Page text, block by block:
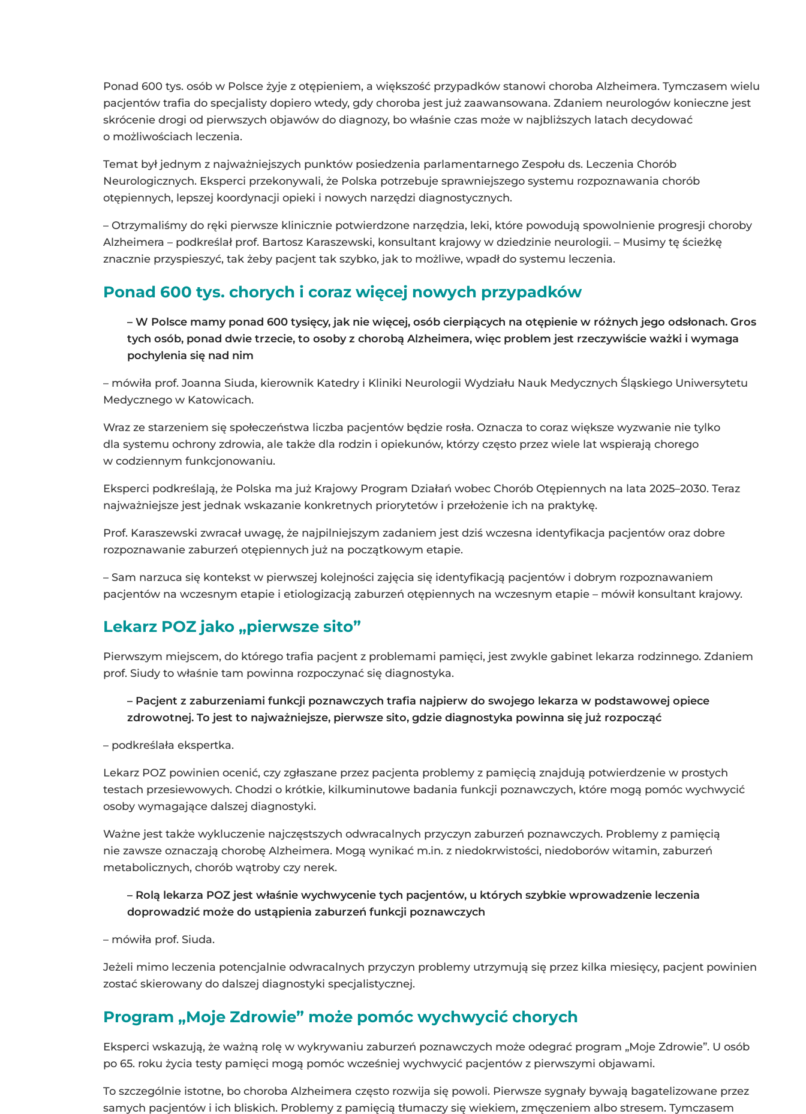
Ponad 600 tys. osób w Polsce żyje z otępieniem, a większość przypadków stanowi choroba Alzheimera. Tymczasem wielu
pacjentów trafia do specjalisty dopiero wtedy, gdy choroba jest już zaawansowana. Zdaniem neurologów konieczne jest
skrócenie drogi od pierwszych objawów do diagnozy, bo właśnie czas może w najbliższych latach decydować
o możliwościach leczenia.
Temat był jednym z najważniejszych punktów posiedzenia parlamentarnego Zespołu ds. Leczenia Chorób
Neurologicznych. Eksperci przekonywali, że Polska potrzebuje sprawniejszego systemu rozpoznawania chorób
otępiennych, lepszej koordynacji opieki i nowych narzędzi diagnostycznych.
– Otrzymaliśmy do ręki pierwsze klinicznie potwierdzone narzędzia, leki, które powodują spowolnienie progresji choroby
Alzheimera – podkreślał prof. Bartosz Karaszewski, konsultant krajowy w dziedzinie neurologii. – Musimy tę ścieżkę
znacznie przyspieszyć, tak żeby pacjent tak szybko, jak to możliwe, wpadł do systemu leczenia.
Ponad 600 tys. chorych i coraz więcej nowych przypadków
– W Polsce mamy ponad 600 tysięcy, jak nie więcej, osób cierpiących na otępienie w różnych jego odsłonach. Gros
tych osób, ponad dwie trzecie, to osoby z chorobą Alzheimera, więc problem jest rzeczywiście ważki i wymaga
pochylenia się nad nim
– mówiła prof. Joanna Siuda, kierownik Katedry i Kliniki Neurologii Wydziału Nauk Medycznych Śląskiego Uniwersytetu
Medycznego w Katowicach.
Wraz ze starzeniem się społeczeństwa liczba pacjentów będzie rosła. Oznacza to coraz większe wyzwanie nie tylko
dla systemu ochrony zdrowia, ale także dla rodzin i opiekunów, którzy często przez wiele lat wspierają chorego
w codziennym funkcjonowaniu.
Eksperci podkreślają, że Polska ma już Krajowy Program Działań wobec Chorób Otępiennych na lata 2025–2030. Teraz
najważniejsze jest jednak wskazanie konkretnych priorytetów i przełożenie ich na praktykę.
Prof. Karaszewski zwracał uwagę, że najpilniejszym zadaniem jest dziś wczesna identyfikacja pacjentów oraz dobre
rozpoznawanie zaburzeń otępiennych już na początkowym etapie.
– Sam narzuca się kontekst w pierwszej kolejności zajęcia się identyfikacją pacjentów i dobrym rozpoznawaniem
pacjentów na wczesnym etapie i etiologizacją zaburzeń otępiennych na wczesnym etapie – mówił konsultant krajowy.
Lekarz POZ jako „pierwsze sito”
Pierwszym miejscem, do którego trafia pacjent z problemami pamięci, jest zwykle gabinet lekarza rodzinnego. Zdaniem
prof. Siudy to właśnie tam powinna rozpoczynać się diagnostyka.
– Pacjent z zaburzeniami funkcji poznawczych trafia najpierw do swojego lekarza w podstawowej opiece
zdrowotnej. To jest to najważniejsze, pierwsze sito, gdzie diagnostyka powinna się już rozpocząć
– podkreślała ekspertka.
Lekarz POZ powinien ocenić, czy zgłaszane przez pacjenta problemy z pamięcią znajdują potwierdzenie w prostych
testach przesiewowych. Chodzi o krótkie, kilkuminutowe badania funkcji poznawczych, które mogą pomóc wychwycić
osoby wymagające dalszej diagnostyki.
Ważne jest także wykluczenie najczęstszych odwracalnych przyczyn zaburzeń poznawczych. Problemy z pamięcią
nie zawsze oznaczają chorobę Alzheimera. Mogą wynikać m.in. z niedokrwistości, niedoborów witamin, zaburzeń
metabolicznych, chorób wątroby czy nerek.
– Rolą lekarza POZ jest właśnie wychwycenie tych pacjentów, u których szybkie wprowadzenie leczenia
doprowadzić może do ustąpienia zaburzeń funkcji poznawczych
– mówiła prof. Siuda.
Jeżeli mimo leczenia potencjalnie odwracalnych przyczyn problemy utrzymują się przez kilka miesięcy, pacjent powinien
zostać skierowany do dalszej diagnostyki specjalistycznej.
Program „Moje Zdrowie” może pomóc wychwycić chorych
Eksperci wskazują, że ważną rolę w wykrywaniu zaburzeń poznawczych może odegrać program „Moje Zdrowie”. U osób
po 65. roku życia testy pamięci mogą pomóc wcześniej wychwycić pacjentów z pierwszymi objawami.
To szczególnie istotne, bo choroba Alzheimera często rozwija się powoli. Pierwsze sygnały bywają bagatelizowane przez
samych pacjentów i ich bliskich. Problemy z pamięcią tłumaczy się wiekiem, zmęczeniem albo stresem. Tymczasem